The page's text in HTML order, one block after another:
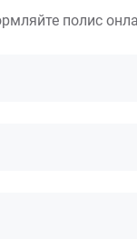
полис